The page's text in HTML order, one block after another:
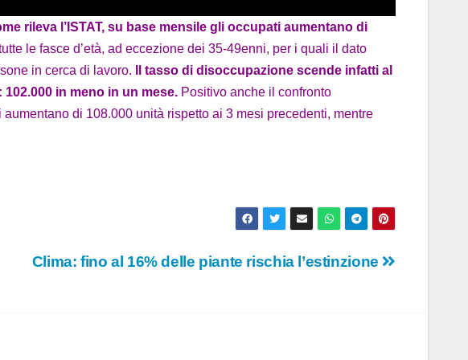
rileva l’ISTAT, su base mensile gli occupati aumentano di
le fasce d’età, ad eccezione dei 35-49enni, per i quali il dato
in cerca di lavoro.
Il tasso di disoccupazione scende infatti al
in meno in un mese. Positivo anche il confronto
di 108.000 unità rispetto ai 3 mesi precedenti, mentre
Clima: fino al 16% delle piante rischia l’estinzione